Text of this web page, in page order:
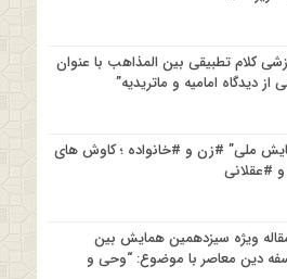
کلام تطبیقی بین المذاهب با عنوان
از دیدگاه امامیه و ماتریدیه”
ملی” #زن و #خانواده ؛ کاوش های
#عقلانی
ویژه سیزدهمین همایش بین
دین معاصر با موضوع: “وحی و